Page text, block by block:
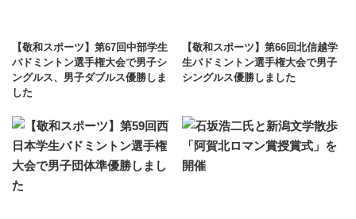
【敬和スポーツ】第67回中部学生
バドミントン選手権大会で男子シ
ングルス、男子ダブルス優勝しま
した
【敬和スポーツ】第66回北信越学
生バドミントン選手権大会で男子
シングルス優勝しました